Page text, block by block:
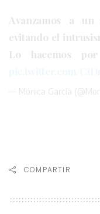
Avanzamos a
evitando el
Lo hacemos
— Mónica García
COMPARTIR